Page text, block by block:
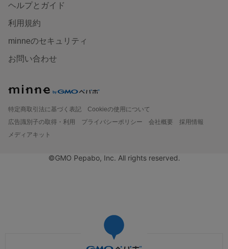
ヘルプとガイド
利用規約
minneのセキュリティ
お問い合わせ
特定商取引法に基づく表記
Cookieの使用について
広告識別子の取得・利用
プライバシーポリシー 会社概要
採用情報
メディアキット
©GMO Pepabo, Inc. All rights reserved.